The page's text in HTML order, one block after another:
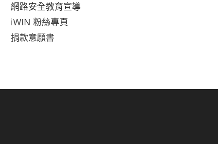
網路安全教育宣導
iWIN 粉絲專頁
捐款意願書